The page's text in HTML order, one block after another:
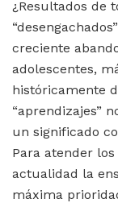
¿Resultados de
creciente
adolescentes,
históricamente
“aprendizajes”
un significado
Para atender
actualidad la
máxima